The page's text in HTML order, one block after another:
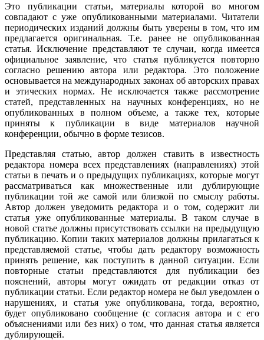
Это публикации статьи, материалы которой во многом
совпадают с уже опубликованными материалами. Читатели
периодических изданий должны быть уверены в том, что им
предлагается оригинальная. Т.е. ранее не опубликованная
статья. Исключение представляют те случаи, когда имеется
официальное заявление, что статья публикуется повторно
согласно решению автора или редактора. Это положение
основывается на международных законах об авторских правах
и этических нормах. Не исключается также рассмотрение
статей, представленных на научных конференциях, но не
опубликованных в полном объеме, а также тех, которые
приняты к публикации в виде материалов научной
конференции, обычно в форме тезисов.
Представляя статью, автор должен ставить в известность
редактора номера всех представлениях (направлениях) этой
статьи в печать и о предыдущих публикациях, которые могут
рассматриваться как множественные или дублирующие
публикации той же самой или близкой по смыслу работы.
Автор должен уведомить редактора и о том, содержит ли
статья уже опубликованные материалы. В таком случае в
новой статье должны присутствовать ссылки на предыдущую
публикацию. Копии таких материалов должны прилагаться к
представляемой статье, чтобы дать редактору возможность
принять решение, как поступить в данной ситуации. Если
повторные статьи представляются для публикации без
пояснений, авторы могут ожидать от редакции отказ от
публикации статьи. Если редактор номера не был уведомлен о
нарушениях, и статья уже опубликована, тогда, вероятно,
будет опубликовано сообщение (с согласия автора и с его
объяснениями или без них) о том, что данная статья является
дублирующей.